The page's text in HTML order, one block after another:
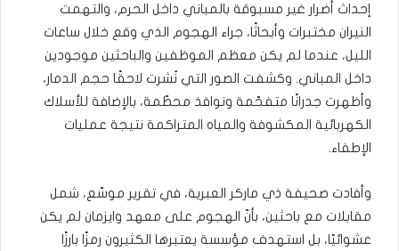
إحداث أضرار غير مسبوقة بالمباني داخل الحرم، والتهمت
النيران مختبرات وأبحاثًا، جراء الهجوم الذي وقع خلال ساعات
الليل، عندما لم يكن معظم الموظفين والباحثين موجودين
داخل المباني. وكشفت الصور التي نُشرت لاحقًا حجم الدمار،
وأظهرت جدرانًا متفحّمة ونوافذ محطّمة، بالإضافة للأسلاك
الكهربائية المكشوفة والمياه المتراكمة نتيجة عمليات
الإطفاء.
وأفادت صحيفة ذي ماركر العبرية، في تقرير موسّع، شمل
مقابلات مع باحثين، بأنّ الهجوم على معهد وايزمان لم يكن
عشوائيًا، بل استهدف مؤسسة يعتبرها الكثيرون رمزًا بارزًا